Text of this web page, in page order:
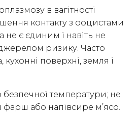
в вагітності
контакту з ооцистами
не є єдиним і навіть не
ризику. Часто
поверхні, земля і
безпечної температури; не
фарш або напівсире м’ясо.